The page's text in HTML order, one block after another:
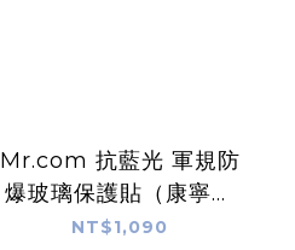
Mr.com 抗藍光 軍規防
爆玻璃保護貼（康寧玻
璃）for iPhone 18
NT$1,090